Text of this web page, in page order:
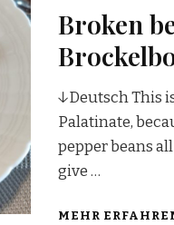
Broken
↓Deutsch This
Palatinate,
pepper beans
give …
MEHR